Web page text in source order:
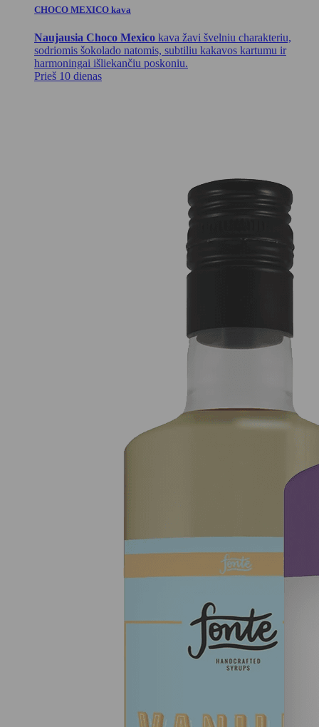
CHOCO MEXICO kava
Naujausia Choco Mexico kava žavi švelniu charakteriu,
sodriomis šokolado natomis, subtiliu kakavos kartumu ir
harmoningai išliekančiu poskoniu.
Prieš 10 dienas